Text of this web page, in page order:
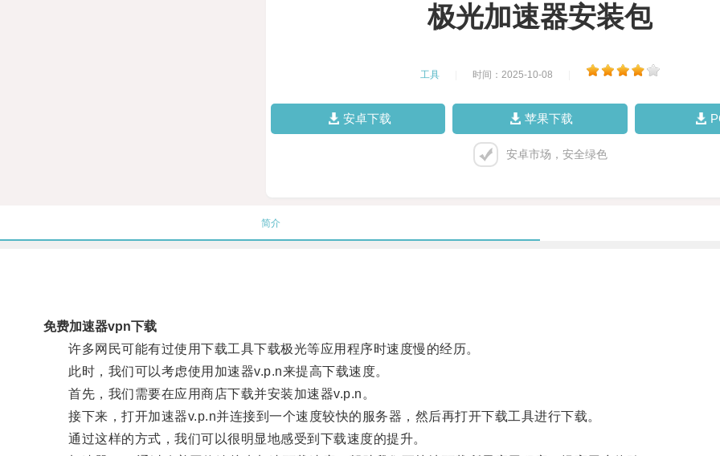
极光加速器安装包
工具 时间：2025-10-08
安卓下载 苹果下载
安卓市场，安全绿色
简介
免费加速器vpn下载
许多网民可能有过使用下载工具下载极光等应用程序时速度慢的经历。
此时，我们可以考虑使用加速器v.p.n来提高下载速度。
首先，我们需要在应用商店下载并安装加速器v.p.n。
接下来，打开加速器v.p.n并连接到一个速度较快的服务器，然后再打开下载工具进行下载。
通过这样的方式，我们可以很明显地感受到下载速度的提升。